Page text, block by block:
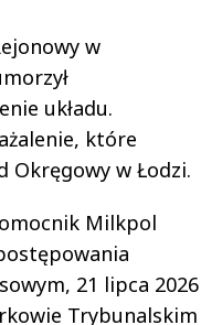
w
układu.
które
Okręgowy w Łodzi.
Milkpol
21 lipca 2026
Trybunalskim